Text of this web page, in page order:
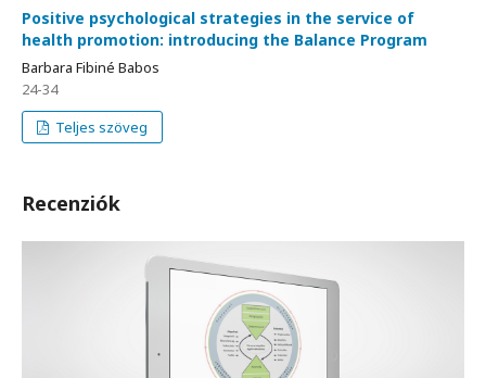
Positive psychological strategies in the service of
health promotion: introducing the Balance Program
Barbara Fibiné Babos
24-34
Teljes szöveg
Recenziók